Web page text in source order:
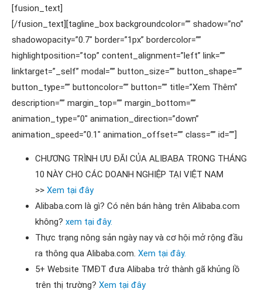
[fusion_text]
[/fusion_text][tagline_box backgroundcolor=”” shadow=”no”
shadowopacity=”0.7″ border=”1px” bordercolor=””
highlightposition=”top” content_alignment=”left” link=””
linktarget=”_self” modal=”” button_size=”” button_shape=””
button_type=”” buttoncolor=”” button=”” title=”Xem Thêm”
description=”” margin_top=”” margin_bottom=””
animation_type=”0″ animation_direction=”down”
animation_speed=”0.1″ animation_offset=”” class=”” id=””]
CHƯƠNG TRÌNH ƯU ĐÃI CỦA ALIBABA TRONG THÁNG
10 NÀY CHO CÁC DOANH NGHIỆP TẠI VIỆT NAM
>> Xem tại đây
Alibaba.com là gì? ​​​​​Có nên bán hàng trên Alibaba.com
không? xem tại đây.
Thực trạng nông sản ngày nay và cơ hội mở rộng đầu
ra thông qua Alibaba.com. Xem tại đây.
5+ Website TMĐT đưa Alibaba trở thành gã khủng lồ
trên thị trường? Xem tại đây